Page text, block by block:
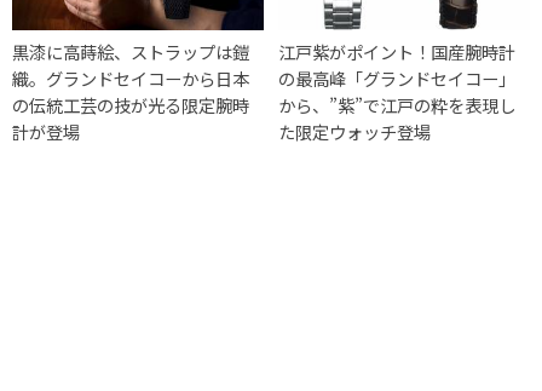
黒漆に高蒔絵、ストラップは鎧
織。グランドセイコーから日本
の伝統工芸の技が光る限定腕時
計が登場
江戸紫がポイント！国産腕時計
の最高峰「グランドセイコー」
から、”紫”で江戸の粋を表現し
た限定ウォッチ登場